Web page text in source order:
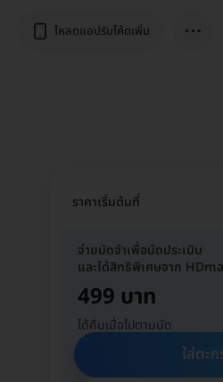
โหลดแอปรับโค้ดเพิ่ม ⋯
ราคาเริ่มต้นที่
จ่ายมัดจำเพื่อนัดประเมิน
และได้สิทธิพิเศษจาก
499 บาท
ได้คืนเมื่อไปตามนัด
ใส่ตะก